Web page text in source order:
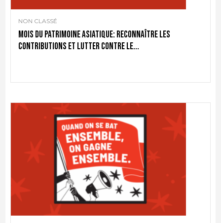
NON CLASSÉ
Mois du patrimoine asiatique: reconnaître les
contributions et lutter contre le...